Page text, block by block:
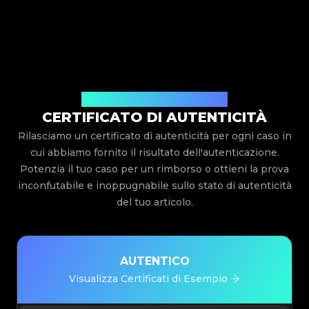
CERTIFICATO DI AUTENTICITÀ
Rilasciamo un certificato di autenticità per ogni caso in
cui abbiamo fornito il risultato dell'autenticazione.
Potenzia il tuo caso per un rimborso o ottieni la prova
inconfutabile e inoppugnabile sullo stato di autenticità
del tuo articolo.
AUTENTICO
Visualizza Certificati di Esempio